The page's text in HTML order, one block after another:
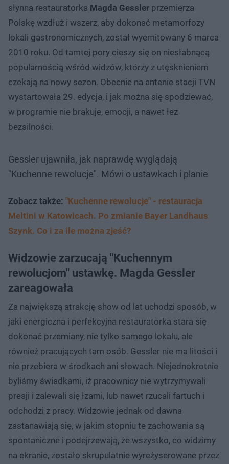
słynna restauratorka Magda Gessler przemierza
Polskę wzdłuż i wszerz, aby dokonać metamorfozy
lokali gastronomicznych, został wyemitowany 6 marca
2010 roku. Od tamtej pory cieszy się on niesłabnącą
popularnością wśród widzów, którzy z utęsknieniem
czekają na nowy sezon. Obecnie na antenie stacji TVN
wystartowała 29. edycja, i jak można się spodziewać,
w programie nie brakuje, emocji, a nawet łez
bezsilności.
Gessler ujawniła, jak naprawdę wyglądają
"Kuchenne rewolucje". Mówi o ustawkach i planie
Zobacz także: "Kuchenne rewolucje" - restauracja
Meltini w Katowicach. Po zmianie Bayer Landhaus
Szynk. Co i za ile można zjeść?
Widzowie zarzucają "Kuchennym
rewolucjom" ustawkę. Magda Gessler
zareagowała
Za największą atrakcję show od lat uchodzi sposób, w
jaki energiczna i perfekcyjna restauratorka stara się
dokonać przemiany, nie tylko samego lokalu, ale
również pracujących tam osób. Gessler nie ma litości i
nie przebiera w środkach ani słowach. Niejednokrotnie
byliśmy świadkami, iż pracownicy nie wytrzymywali
presji i zalewali się łzami, lub nawet rzucali fartuch i
odchodzi z pracy. Widzowie jednak od dawna
zastanawiają się, w jakim stopniu te zachowania są
spontaniczne i podejrzewają, że wszystko, co widzimy
na ekranie, zostało skrupulatnie wyreżyserowane przez